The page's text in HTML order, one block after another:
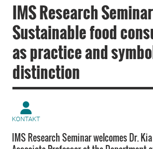
IMS Research
Sustainable food
as practice and
distinction
KONTAKT
IMS Research Seminar welcomes Dr.